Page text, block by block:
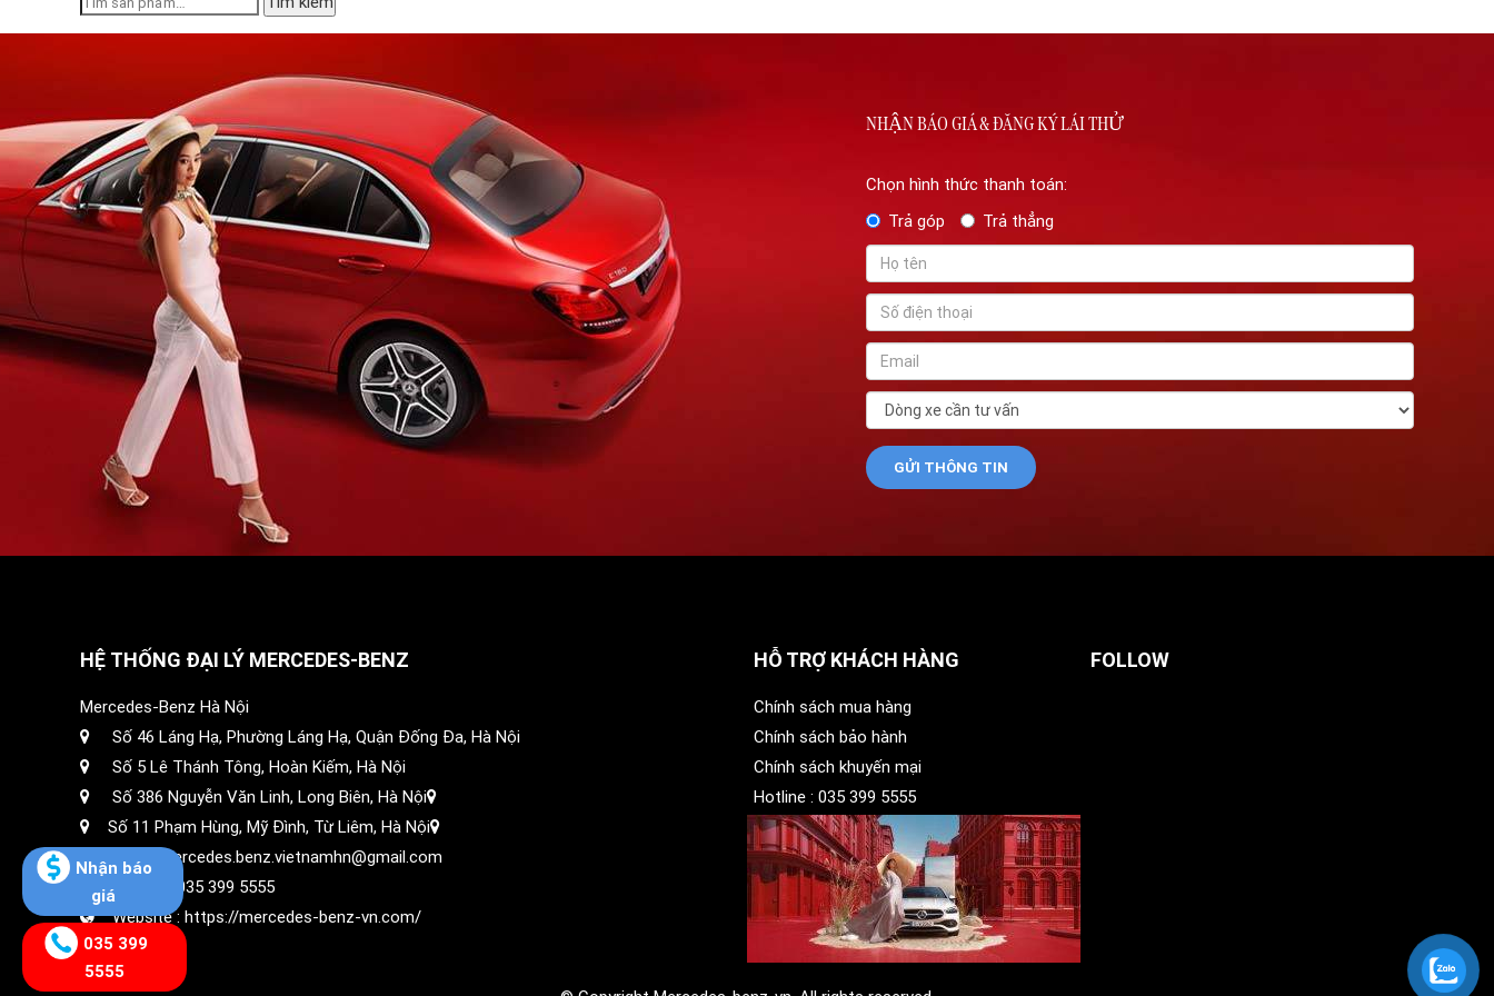
kiếm:
Nhận báo
giá
035 399
5555
NHẬN BÁO GIÁ & ĐĂNG KÝ LÁI THỬ
Chọn hình thức thanh toán:
Trả góp
Trả thẳng
HỆ THỐNG ĐẠI LÝ MERCEDES-BENZ
Mercedes-Benz Hà Nội
Số 46 Láng Hạ, Phường Láng Hạ, Quận Đống Đa, Hà Nội
Số 5 Lê Thánh Tông, Hoàn Kiếm, Hà Nội
Số 386 Nguyễn Văn Linh, Long Biên, Hà Nội
Số 11 Phạm Hùng, Mỹ Đình, Từ Liêm, Hà Nội
Email: mercedes.benz.vietnamhn@gmail.com
Hotline :
035 399 5555
Website : https://mercedes-benz-vn.com/
HỖ TRỢ KHÁCH HÀNG
Chính sách mua hàng
Chính sách bảo hành
Chính sách khuyến mại
Hotline : 035 399 5555
FOLLOW